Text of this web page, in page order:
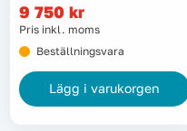
9 750 kr
Pris inkl. moms
Beställningsvara
Lägg i varukorgen